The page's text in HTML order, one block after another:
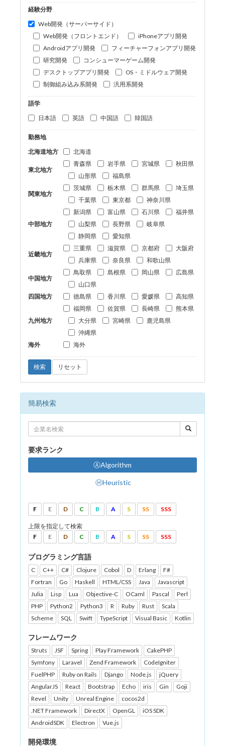
経験分野
Web開発（サーバーサイド）
Web開発（フロントエンド）
iPhoneアプリ開発
Androidアプリ開発
フィーチャーフォンアプリ開発
研究開発
コンシューマーゲーム開発
デスクトップアプリ開発
OS・ミドルウェア開発
制御組み込み系開発
汎用系開発
語学
日本語
英語 中国語 韓国語
勤務地
北海道地方
北海道
東北地方
青森県 岩手県 宮城県
秋田県
山形県
福島県
関東地方
茨城県 栃木県 群馬県
埼玉県
千葉県
東京都 神奈川県
中部地方
新潟県 富山県 石川県
福井県
山梨県
長野県
岐阜県
静岡県
愛知県
近畿地方
三重県 滋賀県 京都府
大阪府
兵庫県
奈良県 和歌山県
中国地方
鳥取県 島根県 岡山県
広島県
山口県
四国地方
徳島県 香川県 愛媛県 高知県
九州地方
福岡県 佐賀県 長崎県
熊本県
大分県
宮崎県
鹿児島県
沖縄県
海外
海外
検索 リセット
簡易検索
要求ランク
ⒶAlgorithm
ⒽHeuristic
F E D C B A S SS SSS
上限を指定して検索
F
E D C B A S SS SSS
プログラミング言語
C C++ C# Clojure Cobol D Erlang
F#
Fortran
Go Haskell HTML/CSS Java
Javascript
Julia
Lisp Lua Objective-C OCaml Pascal
Perl
PHP
Python2 Python3 R Ruby Rust
Scala
Scheme
SQL Swift TypeScript Visual Basic Kotlin
フレームワーク
Struts JSF Spring Play Framework
CakePHP
Symfony
Laravel Zend Framework
CodeIgniter
FuelPHP
Ruby on Rails Django Node.js
jQuery
AngularJS
React Bootstrap Echo iris Gin
Goji
Revel
Unity Unreal Engine
cocos2d
.NET Framework
DirectX OpenGL
iOS SDK
AndroidSDK
Electron Vue.js
開発環境